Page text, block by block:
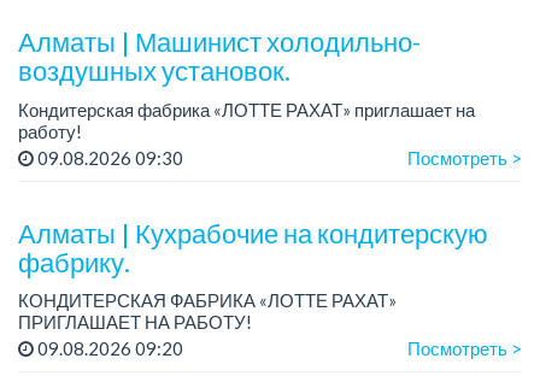
Алматы | Машинист холодильно-
воздушных установок.
Кондитерская фабрика «ЛОТТЕ РАХАТ» приглашает на
работу!
Зарплата: от 293 099 до 390 328 тенге.
09.08.2026 09:30 Посмотреть >
Алматы | Кухрабочие на кондитерскую
фабрику.
КОНДИТЕРСКАЯ ФАБРИКА «ЛОТТЕ РАХАТ»
ПРИГЛАШАЕТ НА РАБОТУ!
Зарплата: от 120 000 до 180 000 тенге.
09.08.2026 09:20 Посмотреть >